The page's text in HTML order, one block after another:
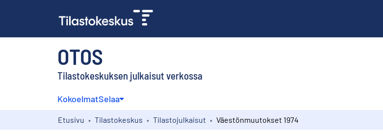
OTOS
Tilastokeskuksen julkaisut verkossa
KokoelmatSelaa
Etusivu Tilastokeskus Tilastojulkaisut Väestönmuutokset 1974